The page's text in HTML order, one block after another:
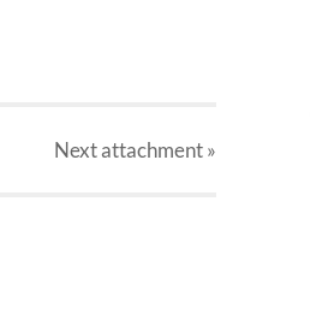
Nextattachment»